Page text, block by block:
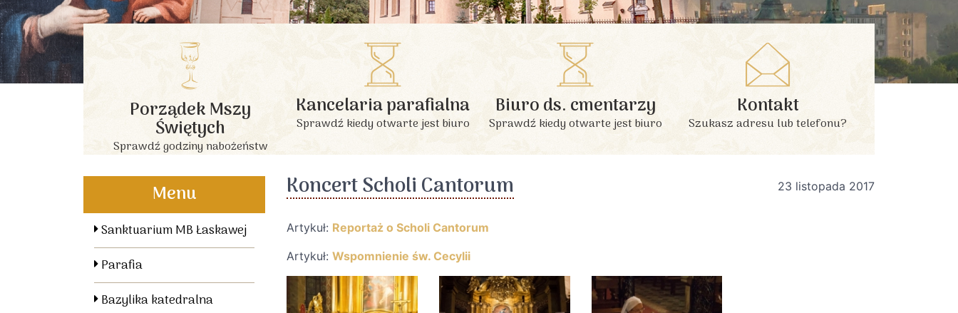
Porządek Mszy
Świętych
Sprawdź godziny nabożeństw
Kancelaria parafialna
Sprawdź kiedy otwarte jest biuro
Biuro ds. cmentarzy
Sprawdź kiedy otwarte jest biuro
Kontakt
Szukasz adresu lub telefonu?
Menu
Sanktuarium MB Łaskawej
Parafia
Bazylika katedralna
Koncert Scholi Cantorum 23 listopada 2017
Artykuł: Reportaż o Scholi Cantorum
Artykuł: Wspomnienie św. Cecylii